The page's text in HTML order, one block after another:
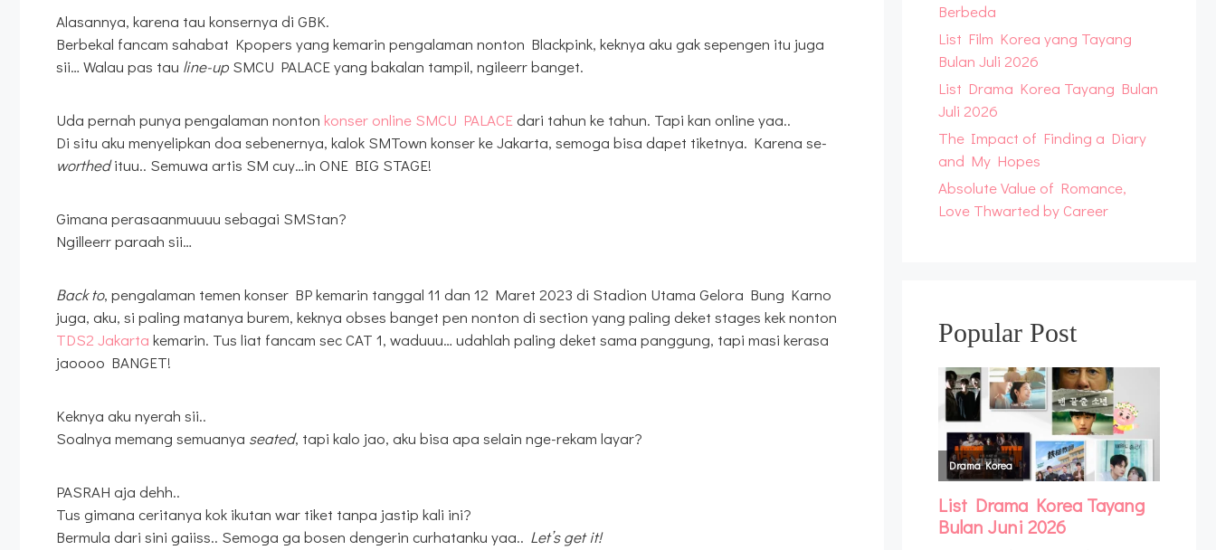
Alasannya, karena tau konsernya di GBK.
Berbekal fancam sahabat Kpopers yang kemarin pengalaman nonton Blackpink, keknya aku gak sepengen itu juga
sii… Walau pas tau line-up SMCU PALACE yang bakalan tampil, ngileerr banget.
Uda pernah punya pengalaman nonton konser online SMCU PALACE dari tahun ke tahun. Tapi kan online yaa..
Di situ aku menyelipkan doa sebenernya, kalok SMTown konser ke Jakarta, semoga bisa dapet tiketnya. Karena se-
worthedituu.. Semuwa artis SM cuy…in ONE BIG STAGE!
Gimana perasaanmuuuu sebagai SMStan?
Ngilleerr paraah sii…
Back to, pengalaman temen konser BP kemarin tanggal 11 dan 12 Maret 2023 di Stadion Utama Gelora Bung Karno
juga, aku, si paling matanya burem, keknya obses banget pen nonton di section yang paling deket stages kek nonton
TDS2 Jakarta kemarin. Tus liat fancam sec CAT 1, waduuu… udahlah paling deket sama panggung, tapi masi kerasa
jaoooo BANGET!
Keknya aku nyerah sii..
Soalnya memang semuanya seated, tapi kalo jao, aku bisa apa selain nge-rekam layar?
PASRAH aja dehh..
Tus gimana ceritanya kok ikutan war tiket tanpa jastip kali ini?
Bermula dari sini gaiiss.. Semoga ga bosen dengerin curhatanku yaa.. Let’s get it!
Berbeda
List Film Korea yang Tayang
Bulan Juli 2026
List Drama Korea Tayang Bulan
Juli 2026
The Impact of Finding a Diary
and My Hopes
Absolute Value of Romance,
Love Thwarted by Career
Popular Post